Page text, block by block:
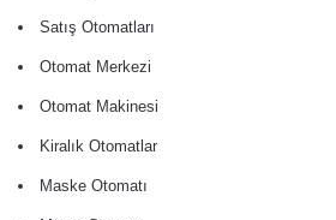
Satış Otomatları
Otomat Merkezi
Otomat Makinesi
Kiralık Otomatlar
Maske Otomatı